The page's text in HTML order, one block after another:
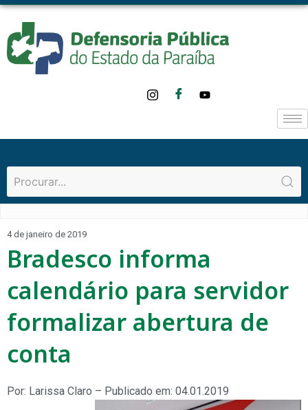
4 de janeiro de 2019
Bradesco informa
calendário para servidor
formalizar abertura de
conta
Por: Larissa Claro – Publicado em: 04.01.2019